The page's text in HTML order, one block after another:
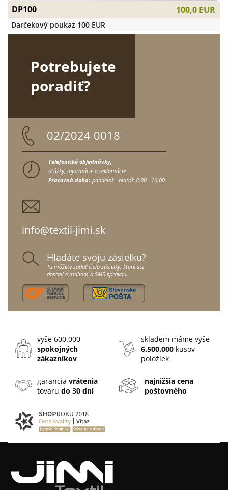
DP100 100,0 EUR
Darčekový poukaz 100 EUR
Potrebujete
poradiť?
02/2024 0018
Telefonické objednávky,
otázky, informácie a reklamácie
Pracovná doba: pondelok - piatok 8.00 - 16.00
info@textil-jimi.sk
Hladáte svoju zásielku?
Tu môžete zadať číslo zásielky, ktoré ste
dostali e-mailom a SMS správou.
vyše 600.000
spokojných
zákazníkov
skladem máme vyše
6.500.000 kusov
položiek
garanciavrátenia
tovarudo 30 dní
najnižšia cena
poštovného